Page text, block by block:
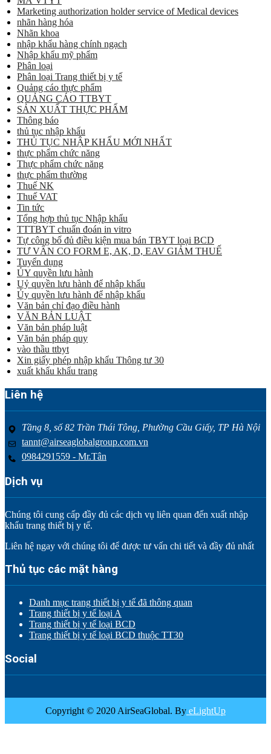
Marketing authorization holder service of Medical devices
nhãn hàng hóa
Nhãn khoa
nhập khẩu hàng chính ngạch
Nhập khẩu mỹ phẩm
Phân loại
Phân loại Trang thiết bị y tế
Quảng cáo thực phẩm
QUẢNG CÁO TTBYT
SẢN XUẤT THỰC PHẨM
Thông báo
thủ tục nhập khẩu
THỦ TỤC NHẬP KHẨU MỚI NHẤT
thực phẩm chức năng
Thực phẩm chức năng
thực phẩm thường
Thuế NK
Thuế VAT
Tin tức
Tổng hợp thủ tục Nhập khẩu
TTTBYT chuẩn đoán in vitro
Tự công bố đủ điều kiện mua bán TBYT loại BCD
TƯ VẤN CO FORM E, AK, D, EAV GIẢM THUẾ
Tuyển dụng
ỦY quyền lưu hành
Uỷ quyền lưu hành để nhập khẩu
Ủy quyền lưu hành để nhập khẩu
Văn bản chỉ đạo điều hành
VĂN BẢN LUẬT
Văn bản pháp luật
Văn bản pháp quy
vào thầu ttbyt
Xin giấy phép nhập khẩu Thông tư 30
xuất khẩu khẩu trang
Liên hệ
Tầng 8, số 82 Trần Thái Tông, Phường Cầu Giấy, TP Hà Nội
tannt@airseaglobalgroup.com.vn
0984291559 - Mr.Tân
Dịch vụ
Chúng tôi cung cấp đầy đủ các dịch vụ liên quan đến xuất nhập
khẩu trang thiết bị y tế.
Liên hệ ngay với chúng tôi để được tư vấn chi tiết và đầy đủ nhất
Thủ tục các mặt hàng
Danh mục trang thiết bị y tế đã thông quan
Trang thiết bị y tế loại A
Trang thiết bị y tế loại BCD
Trang thiết bị y tế loại BCD thuộc TT30
Social
Copyright © 2020 AirSeaGlobal. By eLightUp